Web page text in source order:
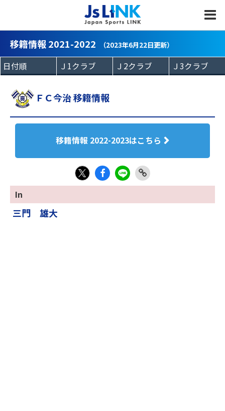
移籍情報 2021-2022 （2023年6月22日更新）
ＦＣ今治 移籍情報
移籍情報 2022-2023はこちら
X
Fac
eb
LIN
E
Link
Copy
In
三門 雄大